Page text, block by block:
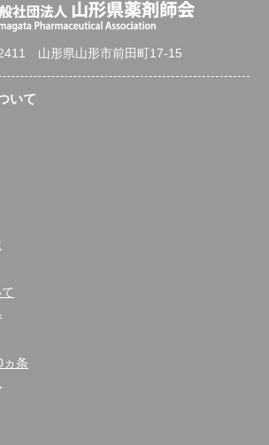
山形県山形市前田町17-15
いて
ヵ条